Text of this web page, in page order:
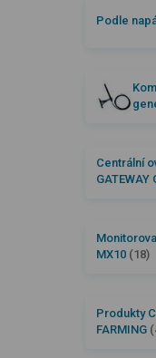
Podle
Centrální
GATEWAY
MX10 (18)
Produkty
FARMING